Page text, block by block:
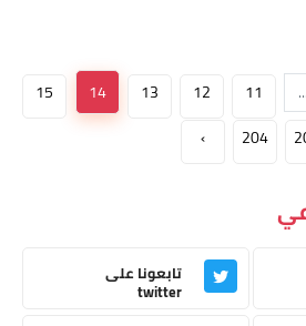
...
11
12
13
14
15
204
›
تابعونا على
twitter